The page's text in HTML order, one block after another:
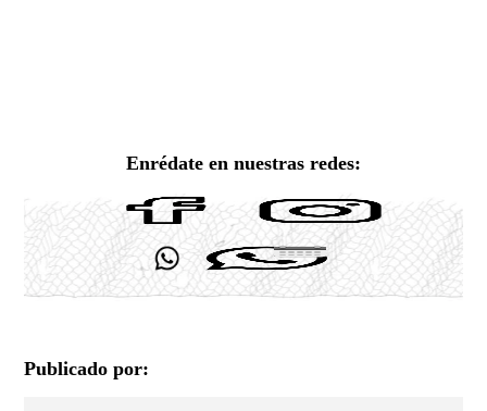
Enrédate en nuestras redes:
Publicado por: